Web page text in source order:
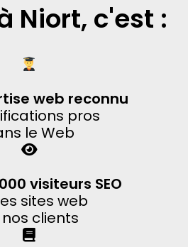
Niort, c'est :
web reconnu
pros
le Web
visiteurs SEO
sites web
clients